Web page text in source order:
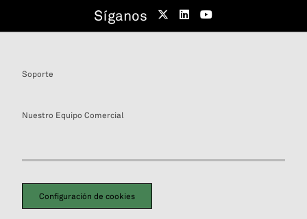
Síganos
Soporte
Nuestro Equipo Comercial
Configuración de cookies